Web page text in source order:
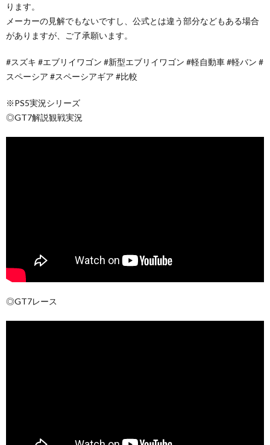
ります。
メーカーの見解でもないですし、公式とは違う部分などもある場合
がありますが、ご了承願います。
#スズキ #エブリイワゴン #新型エブリイワゴン #軽自動車 #軽バン #
スペーシア #スペーシアギア #比較
※PS5実況シリーズ
◎GT7解説観戦実況
◎GT7レース